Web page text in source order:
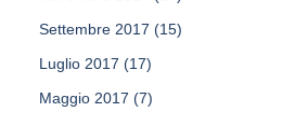
Settembre 2017 (15)
Luglio 2017 (17)
Maggio 2017 (7)